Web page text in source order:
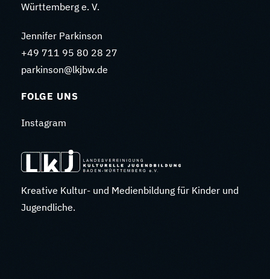
Württemberg e. V.
Jennifer Parkinson
+49 711 95 80 28 27
parkinson@lkjbw.de
FOLGE UNS
Instagram
Kreative Kultur- und Medienbildung für Kinder und
Jugendliche.